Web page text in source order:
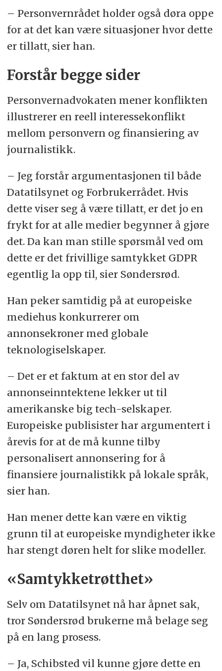
– Personvernrådet holder også døra oppe
for at det kan være situasjoner hvor dette
er tillatt, sier han.
Forstår begge sider
Personvernadvokaten mener konflikten
illustrerer en reell interessekonflikt
mellom personvern og finansiering av
journalistikk.
– Jeg forstår argumentasjonen til både
Datatilsynet og Forbrukerrådet. Hvis
dette viser seg å være tillatt, er det jo en
frykt for at alle medier begynner å gjøre
det. Da kan man stille spørsmål ved om
dette er det frivillige samtykket GDPR
egentlig la opp til, sier Søndersrød.
Han peker samtidig på at europeiske
mediehus konkurrerer om
annonsekroner med globale
teknologiselskaper.
– Det er et faktum at en stor del av
annonseinntektene lekker ut til
amerikanske big tech-selskaper.
Europeiske publisister har argumentert i
årevis for at de må kunne tilby
personalisert annonsering for å
finansiere journalistikk på lokale språk,
sier han.
Han mener dette kan være en viktig
grunn til at europeiske myndigheter ikke
har stengt døren helt for slike modeller.
«Samtykketrøtthet»
Selv om Datatilsynet nå har åpnet sak,
tror Søndersrød brukerne må belage seg
på en lang prosess.
– Ja, Schibsted vil kunne gjøre dette en